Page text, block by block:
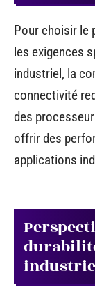
Pour choisir le
les exigences
industriel, la
connectivité
des
offrir des
applications